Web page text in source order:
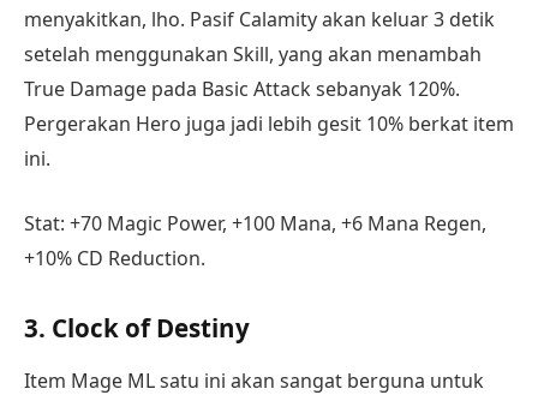
menyakitkan, lho. Pasif Calamity akan keluar 3 detik
setelah menggunakan Skill, yang akan menambah
True Damage pada Basic Attack sebanyak 120%.
Pergerakan Hero juga jadi lebih gesit 10% berkat item
ini.
Stat: +70 Magic Power, +100 Mana, +6 Mana Regen,
+10% CD Reduction.
3. Clock of Destiny
Item Mage ML satu ini akan sangat berguna untuk